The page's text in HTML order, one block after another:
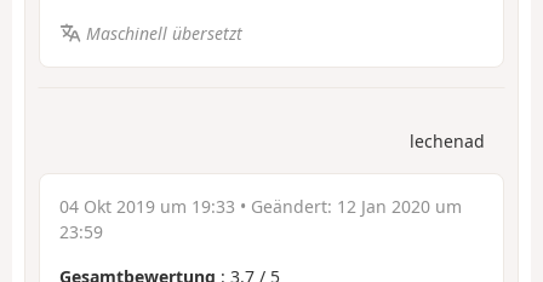
Maschinell übersetzt
lechenad
04 Okt 2019 um 19:33 • Geändert: 12 Jan 2020 um
23:59
Gesamtbewertung : 3.7 / 5